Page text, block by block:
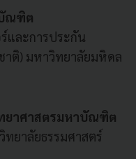
ณฑิต
และการประกัน
าติ) มหาวิทยาลัยมหิดล
ยาศาสตรมหาบัณฑิต
ยาลัยธรรมศาสตร์